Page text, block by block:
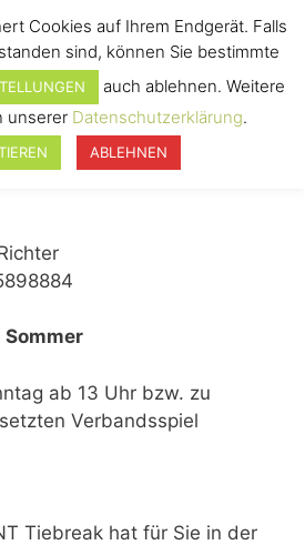
Menü
ab 13 Uhr bzw. zu
Verbandsspiel
Tiebreak hat für Sie in der
Cookies auf Ihrem Endgerät. Falls
sind, können Sie bestimmte
auch ablehnen. Weitere
unserer Datenschutzerklärung.
ABLEHNEN